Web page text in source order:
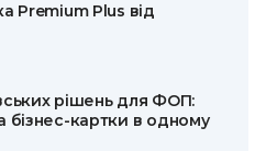
Premium Plus від
рішень для ФОП:
бізнес-картки в одному